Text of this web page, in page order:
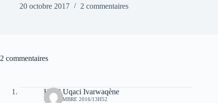
20 octobre 2017
2 commentaires
2 commentaires
Hend Uqaci Ivarwaqène
5 DÉCEMBRE 2016/13H52